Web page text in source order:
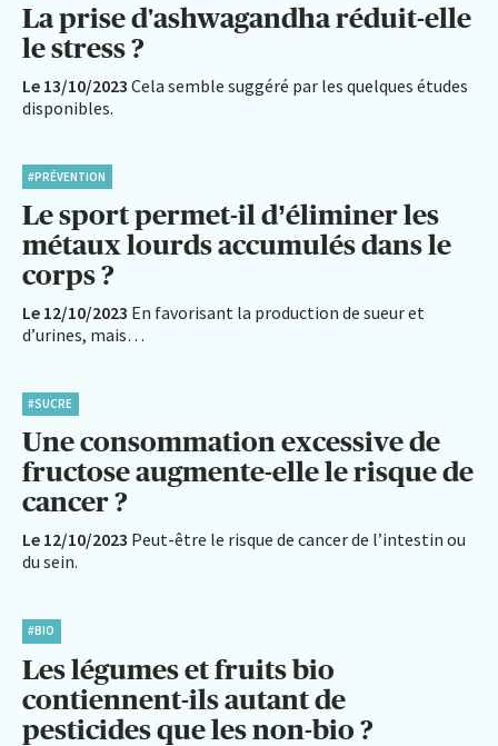
La prise d'ashwagandha réduit-elle
le stress ?
Le 13/10/2023 Cela semble suggéré par les quelques études
disponibles.
#PRÉVENTION
Le sport permet-il d’éliminer les
métaux lourds accumulés dans le
corps ?
Le 12/10/2023 En favorisant la production de sueur et
d’urines, mais…
#SUCRE
Une consommation excessive de
fructose augmente-elle le risque de
cancer ?
Le 12/10/2023 Peut-être le risque de cancer de l’intestin ou
du sein.
#BIO
Les légumes et fruits bio
contiennent-ils autant de
pesticides que les non-bio ?